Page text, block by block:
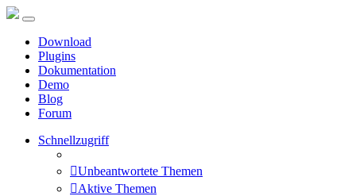
Download
Plugins
Dokumentation
Demo
Blog
Forum
Schnellzugriff
Unbeantwortete Themen
Aktive Themen